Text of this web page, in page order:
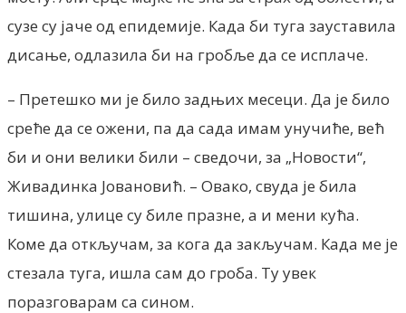
сузе су јаче од епидемије. Када би туга зауставила
дисање, одлазила би на гробље да се исплаче.
– Претешко ми је било задњих месеци. Да је било
среће да се ожени, па да сада имам унучиће, већ
би и они велики били – сведочи, за „Новости“,
Живадинка Јовановић. – Овако, свуда је била
тишина, улице су биле празне, а и мени кућа.
Коме да откључам, за кога да закључам. Када ме је
стезала туга, ишла сам до гроба. Ту увек
поразговарам са сином.